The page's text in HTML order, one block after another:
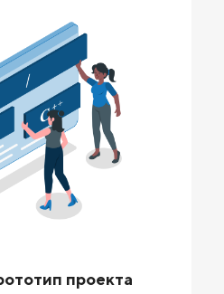
проекта